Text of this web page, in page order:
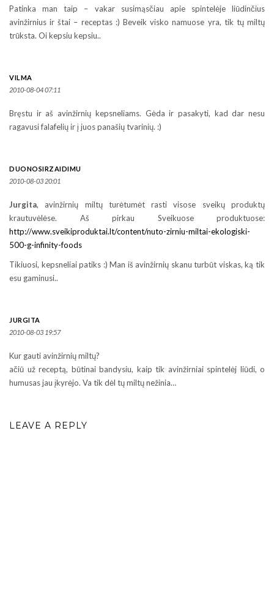
Patinka man taip – vakar susimąsčiau apie spintelėje liūdinčius
avinžirnius ir štai – receptas :) Beveik visko namuose yra, tik tų miltų
trūksta. Oi kepsiu kepsiu..
VILMA
2010-08-04 07:11
Bręstu ir aš avinžirnių kepsneliams. Gėda ir pasakyti, kad dar nesu
ragavusi falafelių ir į juos panašių tvarinių. :)
DUONOSIRZAIDIMU
2010-08-03 20:01
Jurgita, avinžirnių miltų turėtumėt rasti visose sveikų produktų
krautuvėlėse. Aš pirkau Sveikuose produktuose:
http://www.sveikiproduktai.lt/content/nuto-zirniu-miltai-ekologiski-
500-g-infinity-foods
Tikiuosi, kepsneliai patiks :) Man iš avinžirnių skanu turbūt viskas, ką tik
esu gaminusi..
JURGITA
2010-08-03 19:57
Kur gauti avinžirnių miltų?
ačiū už receptą, būtinai bandysiu, kaip tik avinžirniai spintelėj liūdi, o
humusas jau įkyrėjo. Va tik dėl tų miltų nežinia…
LEAVE A REPLY